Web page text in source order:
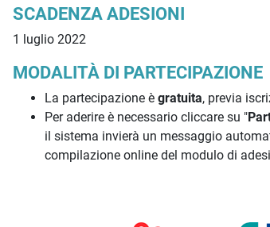
SCADENZA ADESIONI
1 luglio 2022
MODALITÀ DI PARTECIPAZIONE
La partecipazione è gratuita, previa
Per aderire è necessario cliccare su "
il sistema invierà un messaggio
compilazione online del modulo di